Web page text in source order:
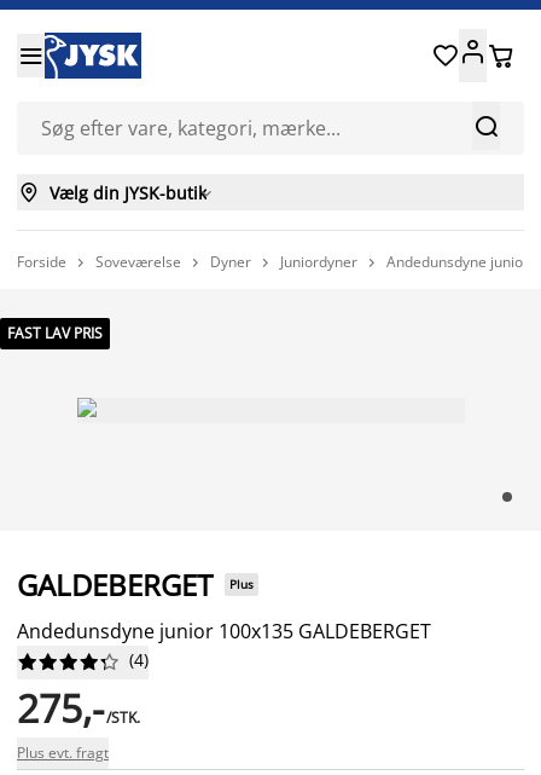


 
 Vælg din JYSK-butik
Forside  Soveværelse  Dyner  Juniordyner  Andedunsdyne junior
FAST LAV PRIS
GALDEBERGET Plus
Andedunsdyne junior 100x135 GALDEBERGET





 (4)
275,-/STK.
Plus evt. fragt